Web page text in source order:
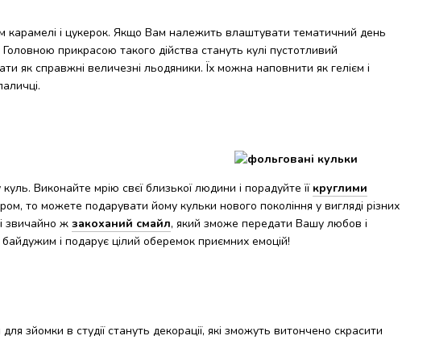
карамелі і цукерок. Якщо Вам належить влаштувати тематичний день
прикрасою такого дійства стануть кулі пустотливий
як справжні величезні льодяники. Їх можна наповнити як гелієм і
Виконайте мрію свєї близької людини і порадуйте її круглими
то можете подарувати йому кульки нового покоління у вигляді різних
і звичайно ж закоханий смайл, який зможе передати Вашу любов і
і подарує цілий оберемок приємних емоцій!
зйомки в студії стануть декорації, які зможуть витончено скрасити